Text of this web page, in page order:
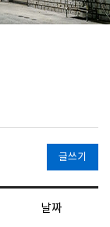
글쓰기
날짜